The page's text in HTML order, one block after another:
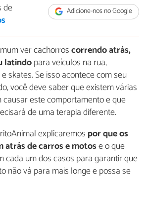
Adicione-nos no Google
de
ver cachorroscorrendo atrás,
latindopara veículos na rua,
skates. Se isso acontece com seu
você deve saber que existem várias
este comportamento e que
de uma terapia diferente.
explicaremos por que os
atrás de carros e motose o que
cada um dos casos para garantir que
não vá para mais longe e possa se